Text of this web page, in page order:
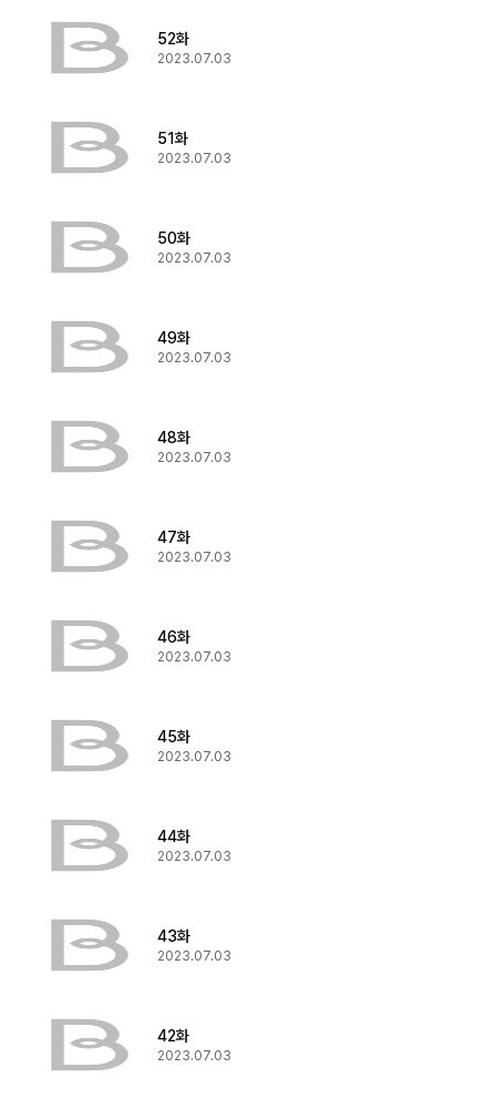
52화
2023.07.03
51화
2023.07.03
50화
2023.07.03
49화
2023.07.03
48화
2023.07.03
47화
2023.07.03
46화
2023.07.03
45화
2023.07.03
44화
2023.07.03
43화
2023.07.03
42화
2023.07.03